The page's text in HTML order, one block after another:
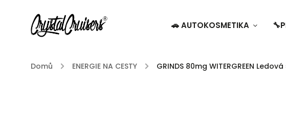
🚗 AUTOKOSMETIKA
Domů / ENERGIE NA CESTY / GRINDS 80mg WITERGREEN